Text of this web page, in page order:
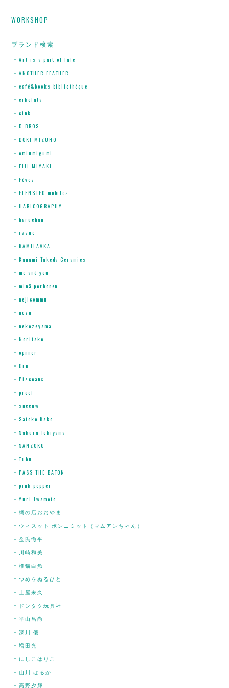
WORKSHOP
ブランド検索
Art is a part of lafe
ANOTHER FEATHER
café&books bibliothèque
cikolata
cink
D-BROS
DOKI MIZUHO
emiumigumi
EIJI MIYAKI
Fèves
FLENSTED mobiles
HARICOGRAPHY
haruchan
issue
KAMILAVKA
Kanami Takeda Ceramics
me and you
minä perhonen
nejicommu
nezu
nekozeyama
Noritake
opnner
Ore
Pisceans
proef
sneeuw
Satoko Kako
Sakura Tokiyama
SANZOKU
Tubu.
PASS THE BATON
pink pepper
Yuri Iwamoto
網の店おおやま
ウィスット ポンニミット（マムアンちゃん）
金氏徹平
川崎和美
椎猫白魚
つめをぬるひと
土屋未久
ドンタク玩具社
平山昌尚
深川 優
増田光
にしこはりこ
山川 はるか
高野夕輝